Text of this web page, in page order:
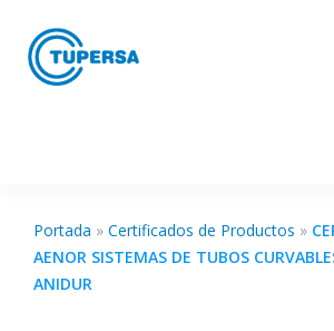
Portada » Certificados de Productos »
AENOR SISTEMAS DE TUBOS
ANIDUR